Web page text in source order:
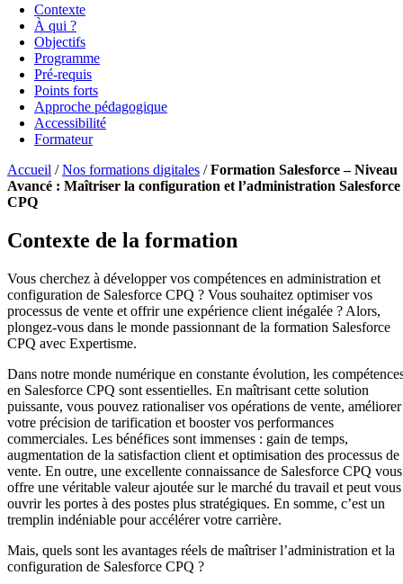
Contexte
À qui ?
Objectifs
Programme
Pré-requis
Points forts
Approche pédagogique
Accessibilité
Formateur
Accueil /Nos formations digitales /Formation Salesforce – Niveau
Avancé : Maîtriser la configuration et l’administration Salesforce
CPQ
Contexte de la formation
Vous cherchez à développer vos compétences en administration et
configuration de Salesforce CPQ ? Vous souhaitez optimiser vos
processus de vente et offrir une expérience client inégalée ? Alors,
plongez-vous dans le monde passionnant de la formation Salesforce
CPQ avec Expertisme.
Dans notre monde numérique en constante évolution, les
en Salesforce CPQ sont essentielles. En maîtrisant cette solution
puissante, vous pouvez rationaliser vos opérations de vente, améliorer
votre précision de tarification et booster vos performances
commerciales. Les bénéfices sont immenses : gain de temps,
augmentation de la satisfaction client et optimisation des processus de
vente. En outre, une excellente connaissance de Salesforce CPQ vous
offre une véritable valeur ajoutée sur le marché du travail et peut vous
ouvrir les portes à des postes plus stratégiques. En somme, c’est un
tremplin indéniable pour accélérer votre carrière.
Mais, quels sont les avantages réels de maîtriser l’administration et la
configuration de Salesforce CPQ ?